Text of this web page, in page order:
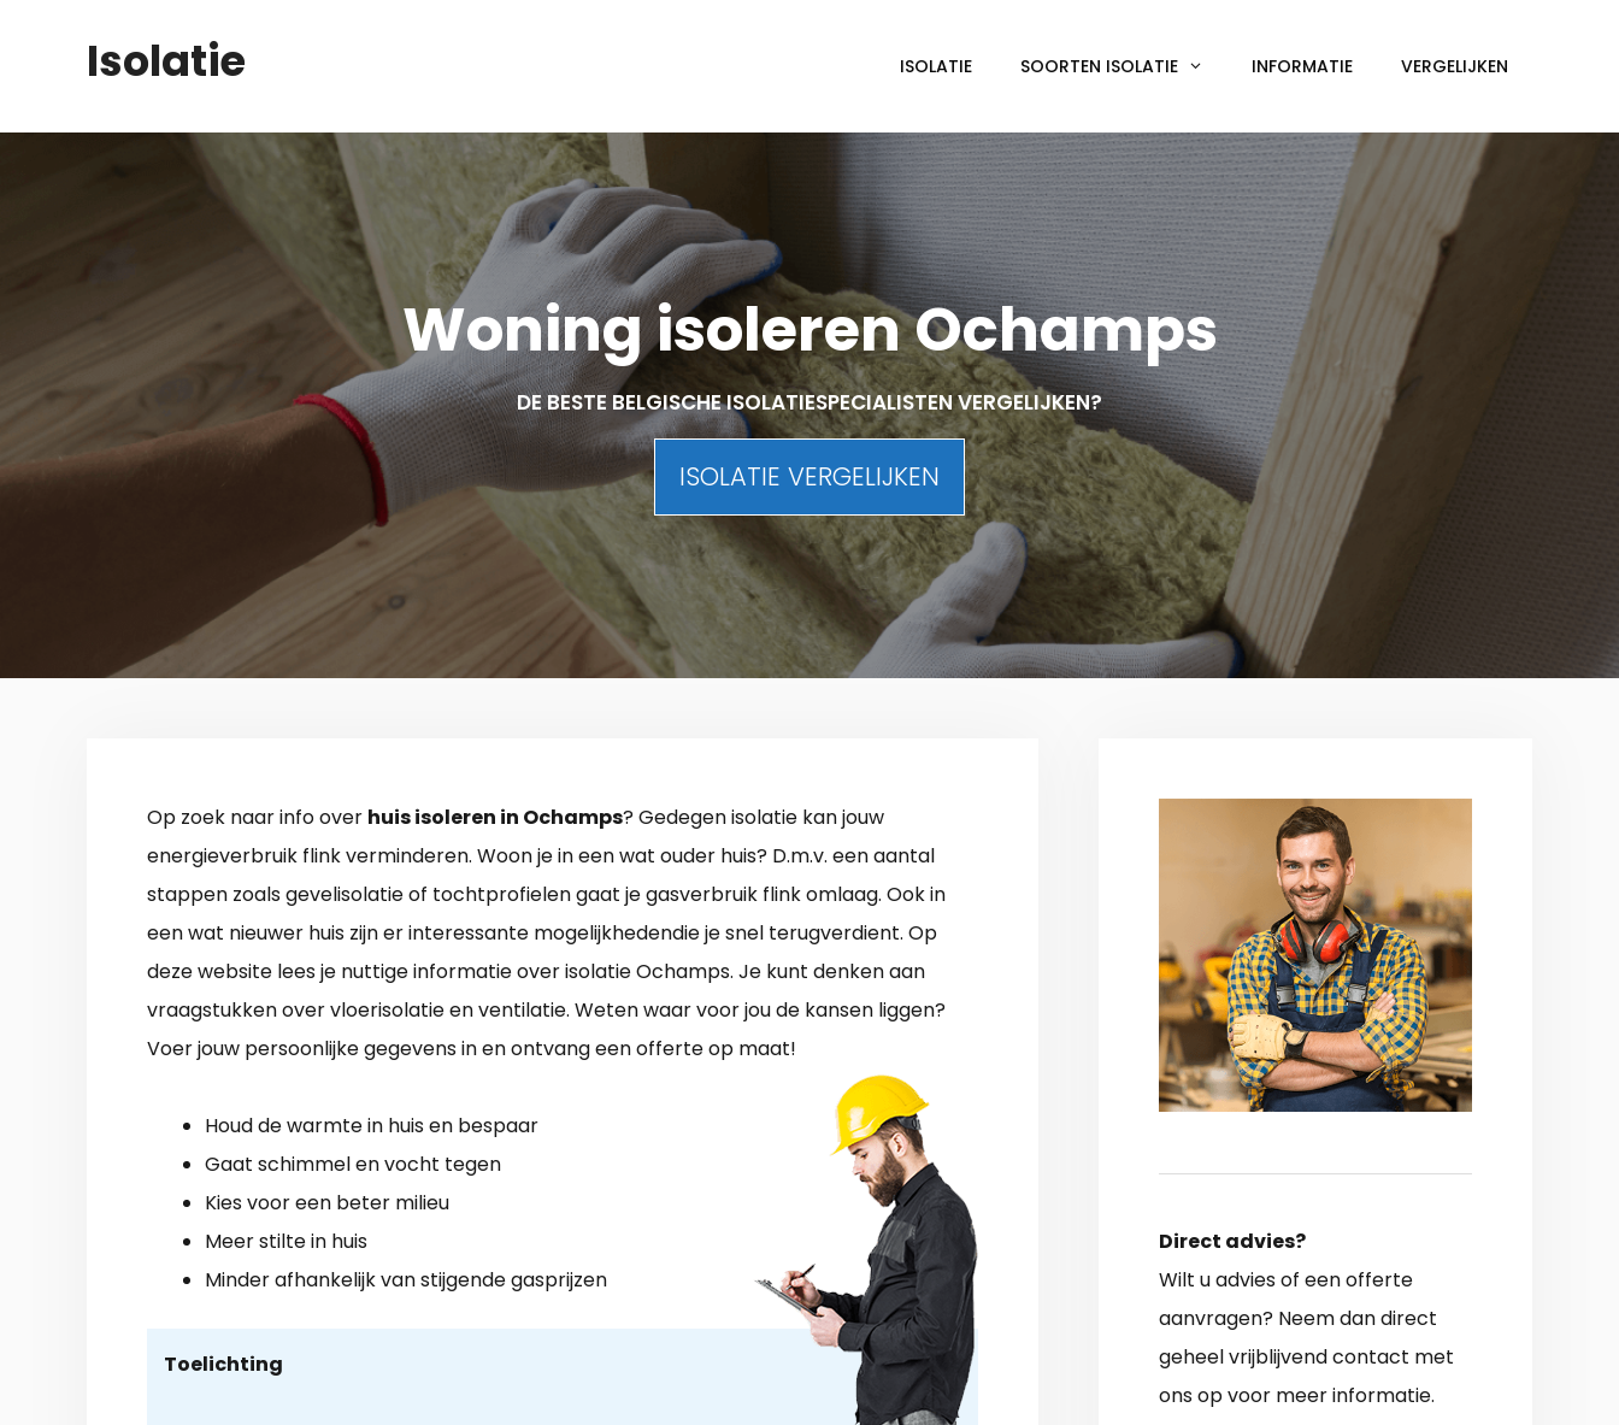
Isolatie ISOLATIE SOORTEN ISOLATIE INFORMATIE VERGELIJKEN
Woning isoleren Ochamps
DE BESTE BELGISCHE ISOLATIESPECIALISTEN VERGELIJKEN?
ISOLATIE VERGELIJKEN
Op zoek naar info over huis isoleren in Ochamps? Gedegen isolatie kan jouw
energieverbruik flink verminderen. Woon je in een wat ouder huis? D.m.v. een aantal
stappen zoals gevelisolatie of tochtprofielen gaat je gasverbruik flink omlaag. Ook in
een wat nieuwer huis zijn er interessante mogelijkhedendie je snel terugverdient. Op
deze website lees je nuttige informatie over isolatie Ochamps. Je kunt denken aan
vraagstukken over vloerisolatie en ventilatie. Weten waar voor jou de kansen liggen?
Voer jouw persoonlijke gegevens in en ontvang een offerte op maat!
Houd de warmte in huis en bespaar
Gaat schimmel en vocht tegen
Kies voor een beter milieu
Meer stilte in huis
Minder afhankelijk van stijgende gasprijzen
Toelichting
Direct advies?
Wilt u advies of een offerte
aanvragen? Neem dan direct
geheel vrijblijvend contact met
ons op voor meer informatie.